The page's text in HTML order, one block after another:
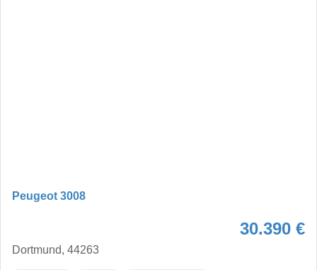
Peugeot 3008
30.390 €
Dortmund, 44263